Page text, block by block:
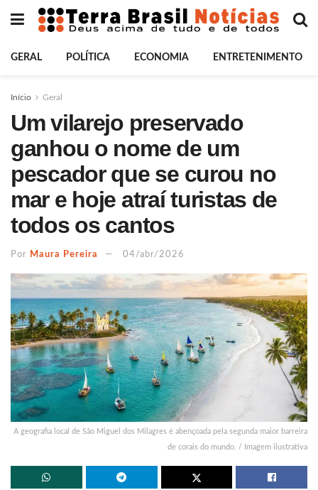
GERAL POLÍTICA ECONOMIA ENTRETENIMENTO
Início Geral
Um vilarejo preservado
ganhou o nome de um
pescador que se curou no
mar e hoje atraí turistas de
todos os cantos
Por Maura Pereira 04/abr/2026
A geografia local de São Miguel dos Milagres é abençoada pela segunda maior barreira
de corais do mundo. / Imagem ilustrativa